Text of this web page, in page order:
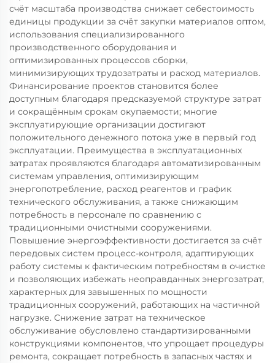
счёт масштаба производства снижает себестоимость
единицы продукции за счёт закупки материалов оптом,
использования специализированного
производственного оборудования и
оптимизированных процессов сборки,
минимизирующих трудозатраты и расход материалов.
Финансирование проектов становится более
доступным благодаря предсказуемой структуре затрат
и сокращённым срокам окупаемости; многие
эксплуатирующие организации достигают
положительного денежного потока уже в первый год
эксплуатации. Преимущества в эксплуатационных
затратах проявляются благодаря автоматизированным
системам управления, оптимизирующим
энергопотребление, расход реагентов и график
технического обслуживания, а также снижающим
потребность в персонале по сравнению с
традиционными очистными сооружениями.
Повышение энергоэффективности достигается за счёт
передовых систем процесс-контроля, адаптирующих
работу системы к фактическим потребностям в очистке
и позволяющих избежать неоправданных энергозатрат,
характерных для завышенных по мощности
традиционных сооружений, работающих на частичной
нагрузке. Снижение затрат на техническое
обслуживание обусловлено стандартизированными
конструкциями компонентов, что упрощает процедуры
ремонта, сокращает потребность в запасных частях и